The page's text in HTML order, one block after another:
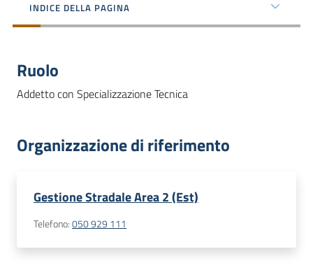
INDICE DELLA PAGINA
Ruolo
Addetto con Specializzazione Tecnica
Organizzazione di riferimento
Gestione Stradale Area 2 (Est)
Telefono:050 929 111